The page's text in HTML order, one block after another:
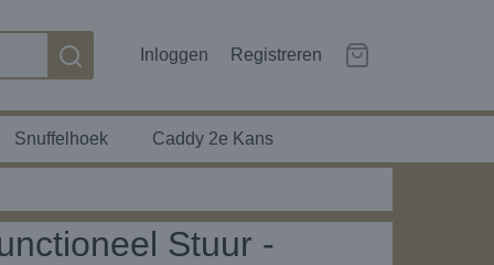
Inloggen Registreren
Snuffelhoek Caddy 2e Kans
Stuur -